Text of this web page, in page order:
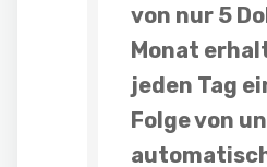
von nur 5
Monat
jeden Tag
Folgevon